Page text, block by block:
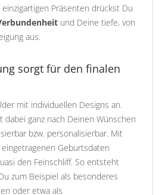
Präsenten drückst Du
und Deine tiefe, von
aus.
sorgt für den finalen
mit individuellen Designs an.
dabei ganz nach Deinen Wünschen
bzw. personalisierbar. Mit
Geburtsdaten
den Feinschliff. So entsteht
zum Beispiel als besonderes
oder etwa als